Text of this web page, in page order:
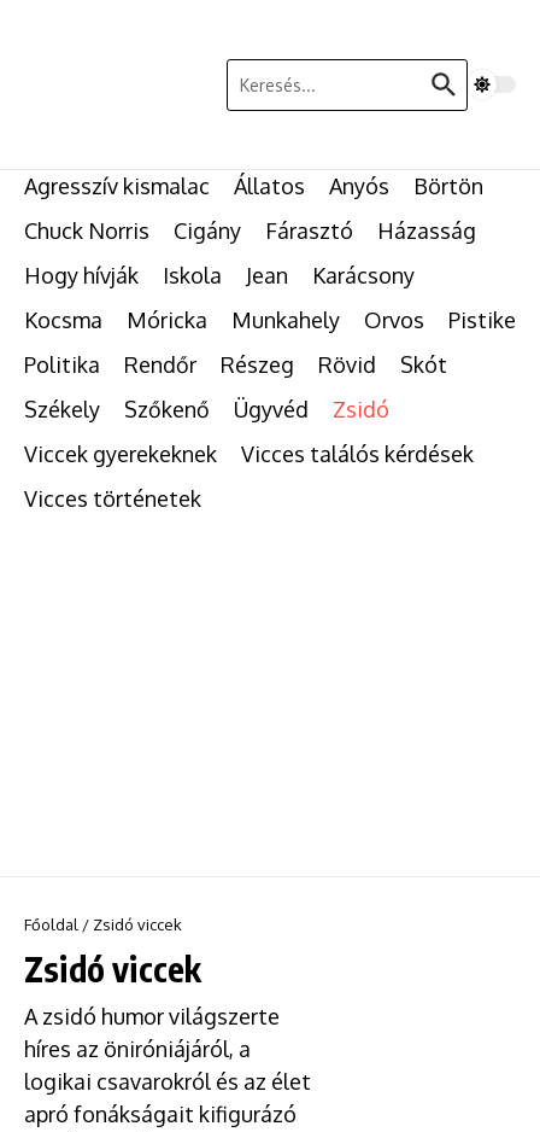
Keresés:
Agresszív kismalac Állatos Anyós
Börtön
Chuck Norris
Cigány Fárasztó
Házasság
Hogy hívják
Iskola Jean
Karácsony
Kocsma
Móricka Munkahely Orvos
Pistike
Politika
Rendőr Részeg Rövid
Skót
Székely
Szőkenő Ügyvéd
Zsidó
Viccek gyerekeknek
Vicces találós kérdések
Vicces történetek
Főoldal / Zsidó viccek
Zsidó viccek
A zsidó humor világszerte
híres az öniróniájáról, a
logikai csavarokról és az élet
apró fonákságait kifigurázó